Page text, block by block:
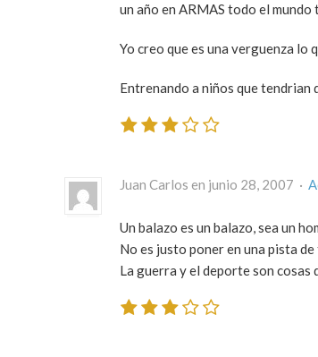
un año en ARMAS todo el
Yo creo que es una verguenza lo
Entrenando a niños que tendrian
Juan Carlos en junio 28, 2007 ·
Un balazo es un balazo, sea un
No es justo poner en una pista
La guerra y el deporte son cosas